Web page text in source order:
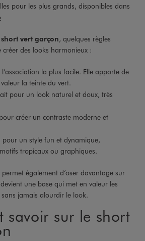
pour les plus grands, disponibles dans
short vert garçon, quelques règles
des looks harmonieux :
l’association la plus facile. Elle apporte de
la teinte du vert.
pour un look naturel et doux, très
créer un contraste moderne et
un style fun et dynamique,
tropicaux ou graphiques.
permet également d’oser davantage sur
une base qui met en valeur les
jamais alourdir le look.
savoir sur le short